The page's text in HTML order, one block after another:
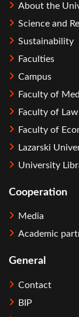
About the
Science and
Sustainability
Faculties
Campus
Faculty of
Faculty of
Faculty of
Lazarski
University
Cooperation
Media
Academic
General
Contact
BIP